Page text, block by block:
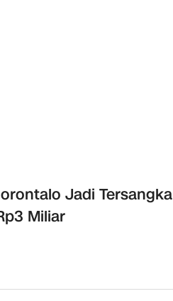
Jadi Tersangka
Miliar